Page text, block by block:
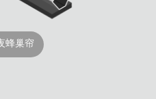
蜂巢帘